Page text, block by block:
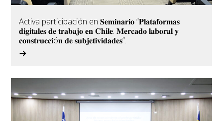
Activa participación en 𝐒𝐞𝐦𝐢𝐧𝐚𝐫𝐢𝐨 “𝐏𝐥𝐚𝐭𝐚𝐟𝐨𝐫𝐦𝐚𝐬
𝐝𝐢𝐠𝐢𝐭𝐚𝐥𝐞𝐬 𝐝𝐞 𝐭𝐫𝐚𝐛𝐚𝐣𝐨 𝐞𝐧 𝐂𝐡𝐢𝐥𝐞. 𝐌𝐞𝐫𝐜𝐚𝐝𝐨 𝐥𝐚𝐛𝐨𝐫𝐚𝐥 𝐲
𝐜𝐨𝐧𝐬𝐭𝐫𝐮𝐜𝐜𝐢ó𝐧 𝐝𝐞 𝐬𝐮𝐛𝐣𝐞𝐭𝐢𝐯𝐢𝐝𝐚𝐝𝐞𝐬”.⁣⁣